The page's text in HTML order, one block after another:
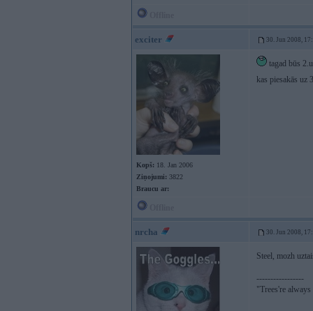
exciter 30. Jun 2008,
Kopš: 18. Jan 2006
Ziņojumi: 3822
Braucu ar:
tagad būs
kas piesakās uz
nrcha 30. Jun 2008,
Steel, mozh
-----------------
"Trees're